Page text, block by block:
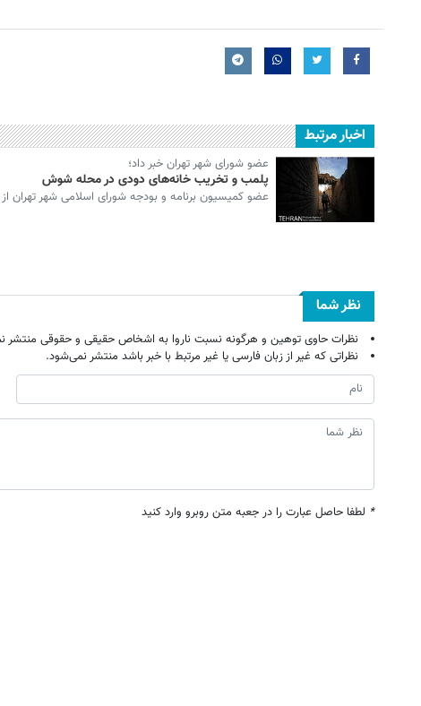
اخبار مرتبط
عضو شورای شهر تهران خبر داد؛
پلمب و تخریب خانه‌های دودی در محله شوش
عضو کمیسیون برنامه و بودجه شورای اسلامی شهر تهران
نظر شما
نظرات حاوی توهین و هرگونه نسبت ناروا به اشخاص حقیقی و حقوقی منتشر
نظراتی که غیر از زبان فارسی یا غیر مرتبط با خبر باشد منتشر نمی‌شود.
* لطفا حاصل عبارت را در جعبه متن روبرو وارد کنید